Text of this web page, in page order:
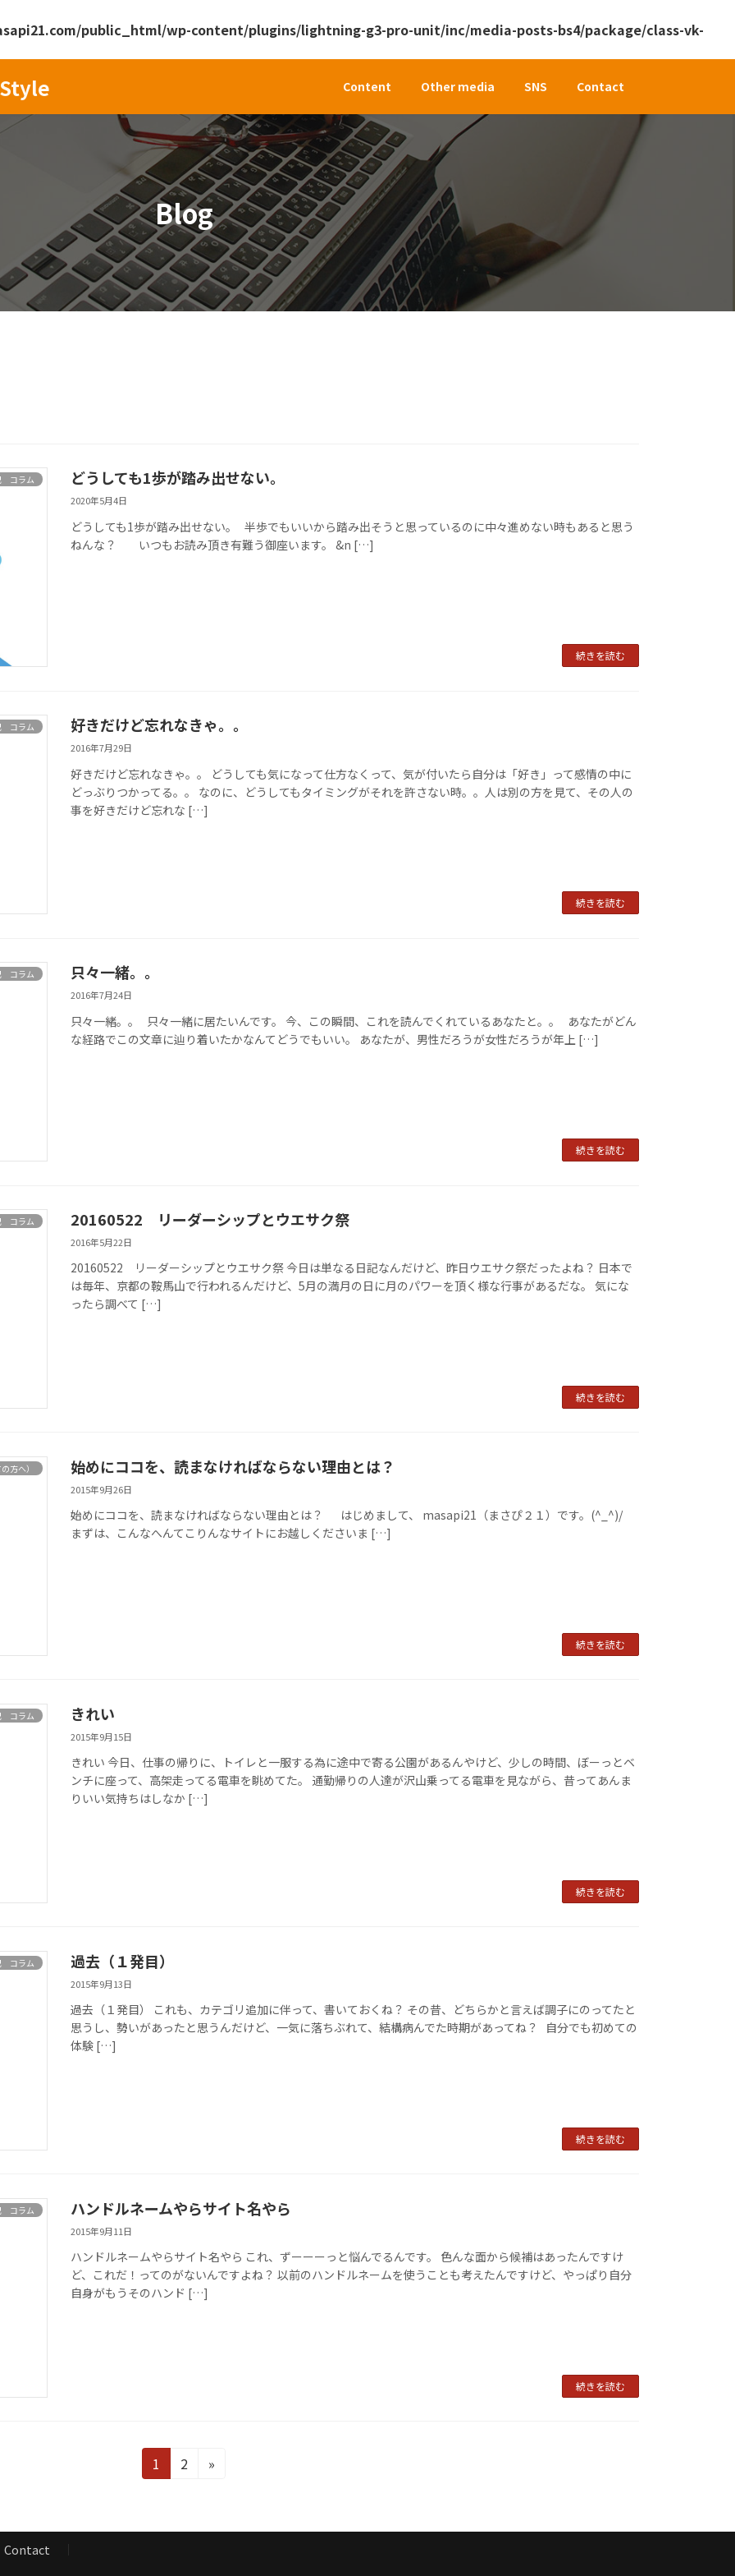
public_html/wp-content/plugins/lightning-g3-pro-unit/inc/media-posts-bs4/package/class-vk-
Content Other media SNS Contact
Blog
コラム どうしても1歩が踏み出せない。
2020年5月4日
どうしても1歩が踏み出せない。 半歩でもいいから踏み出そうと思っているのに中々進めない時もあると思う
ねんな？ いつもお読み頂き有難う御座います。 &n […]
続きを読む
コラム 好きだけど忘れなきゃ。。
2016年7月29日
好きだけど忘れなきゃ。。 どうしても気になって仕方なくって、気が付いたら自分は「好き」って感情の中に
どっぶりつかってる。。 なのに、どうしてもタイミングがそれを許さない時。。人は別の方を見て、その人の
事を好きだけど忘れな […]
続きを読む
コラム 只々一緒。。
2016年7月24日
只々一緒。。 只々一緒に居たいんです。 今、この瞬間、これを読んでくれているあなたと。。 あなたがどん
な経路でこの文章に辿り着いたかなんてどうでもいい。 あなたが、男性だろうが女性だろうが年上 […]
続きを読む
コラム 20160522 リーダーシップとウエサク祭
2016年5月22日
20160522 リーダーシップとウエサク祭 今日は単なる日記なんだけど、昨日ウエサク祭だったよね？ 日本で
は毎年、京都の鞍馬山で行われるんだけど、5月の満月の日に月のパワーを頂く様な行事があるだな。 気にな
ったら調べて […]
続きを読む
方へ） 始めにココを、読まなければならない理由とは？
2015年9月26日
始めにココを、読まなければならない理由とは？ はじめまして、 masapi21（まさぴ２１）です。(^_^)/
まずは、こんなへんてこりんなサイトにお越しくださいま […]
続きを読む
コラム きれい
2015年9月15日
きれい 今日、仕事の帰りに、トイレと一服する為に途中で寄る公園があるんやけど、少しの時間、ぼーっとベ
ンチに座って、高架走ってる電車を眺めてた。 通勤帰りの人達が沢山乗ってる電車を見ながら、昔ってあんま
りいい気持ちはしなか […]
続きを読む
コラム 過去（１発目）
2015年9月13日
過去（１発目） これも、カテゴリ追加に伴って、書いておくね？ その昔、どちらかと言えば調子にのってたと
思うし、勢いがあったと思うんだけど、一気に落ちぶれて、結構病んでた時期があってね？ 自分でも初めての
体験 […]
続きを読む
コラム ハンドルネームやらサイト名やら
2015年9月11日
ハンドルネームやらサイト名やら これ、ずーーーっと悩んでるんです。 色んな面から候補はあったんですけ
ど、これだ！ってのがないんですよね？ 以前のハンドルネームを使うことも考えたんですけど、やっぱり自分
自身がもうそのハンド […]
続きを読む
固
定
1
固
2 »
Contact